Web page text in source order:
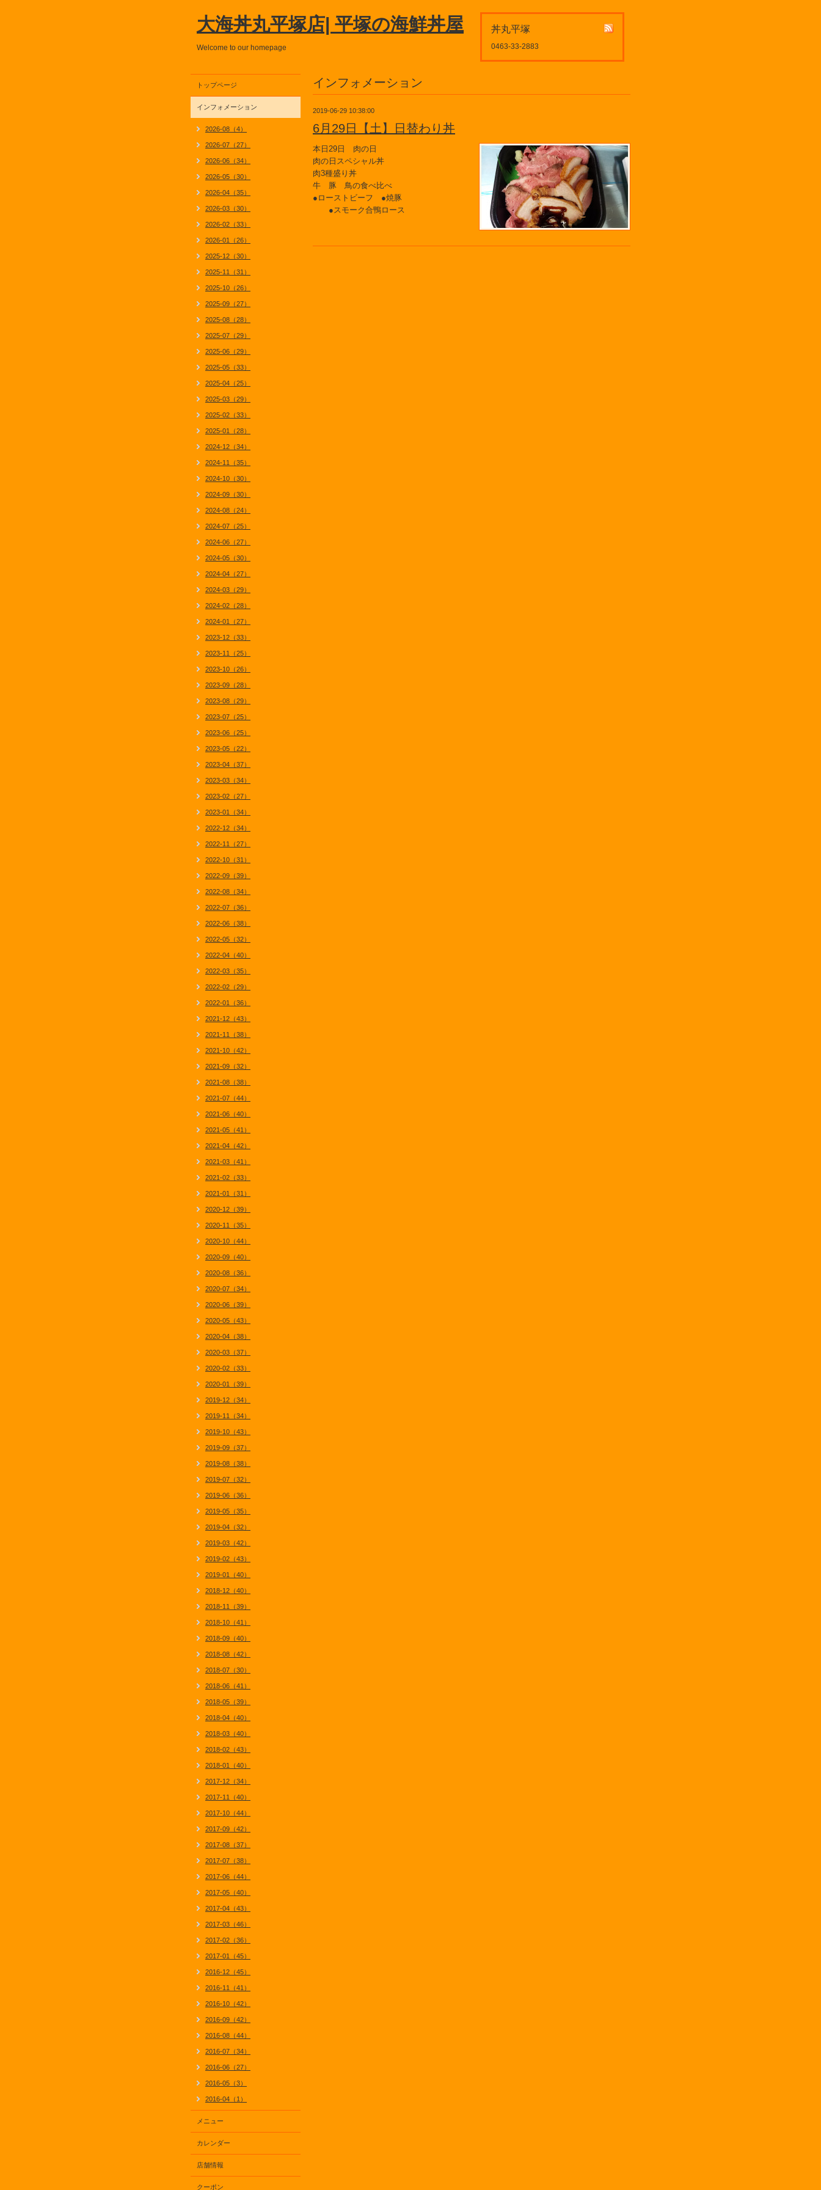
丼丸平塚
0463-33-2883
大海丼丸平塚店| 平塚の海鮮丼屋
Welcome to our homepage
インフォメーション
2019-06-29 10:38:00
6月29日【土】日替わり丼
本日29日 肉の日
肉の日スペシャル丼
肉3種盛り丼
牛 豚 鳥の食べ比べ
●ローストビーフ ●焼豚
●スモーク合鴨ロース
トップページ
インフォメーション
2026-08（4）
2026-07（27）
2026-06（34）
2026-05（30）
2026-04（35）
2026-03（30）
2026-02（33）
2026-01（26）
2025-12（30）
2025-11（31）
2025-10（26）
2025-09（27）
2025-08（28）
2025-07（29）
2025-06（29）
2025-05（33）
2025-04（25）
2025-03（29）
2025-02（33）
2025-01（28）
2024-12（34）
2024-11（35）
2024-10（30）
2024-09（30）
2024-08（24）
2024-07（25）
2024-06（27）
2024-05（30）
2024-04（27）
2024-03（29）
2024-02（28）
2024-01（27）
2023-12（33）
2023-11（25）
2023-10（26）
2023-09（28）
2023-08（29）
2023-07（25）
2023-06（25）
2023-05（22）
2023-04（37）
2023-03（34）
2023-02（27）
2023-01（34）
2022-12（34）
2022-11（27）
2022-10（31）
2022-09（39）
2022-08（34）
2022-07（36）
2022-06（38）
2022-05（32）
2022-04（40）
2022-03（35）
2022-02（29）
2022-01（36）
2021-12（43）
2021-11（38）
2021-10（42）
2021-09（32）
2021-08（38）
2021-07（44）
2021-06（40）
2021-05（41）
2021-04（42）
2021-03（41）
2021-02（33）
2021-01（31）
2020-12（39）
2020-11（35）
2020-10（44）
2020-09（40）
2020-08（36）
2020-07（34）
2020-06（39）
2020-05（43）
2020-04（38）
2020-03（37）
2020-02（33）
2020-01（39）
2019-12（34）
2019-11（34）
2019-10（43）
2019-09（37）
2019-08（38）
2019-07（32）
2019-06（36）
2019-05（35）
2019-04（32）
2019-03（42）
2019-02（43）
2019-01（40）
2018-12（40）
2018-11（39）
2018-10（41）
2018-09（40）
2018-08（42）
2018-07（30）
2018-06（41）
2018-05（39）
2018-04（40）
2018-03（40）
2018-02（43）
2018-01（40）
2017-12（34）
2017-11（40）
2017-10（44）
2017-09（42）
2017-08（37）
2017-07（38）
2017-06（44）
2017-05（40）
2017-04（43）
2017-03（46）
2017-02（36）
2017-01（45）
2016-12（45）
2016-11（41）
2016-10（42）
2016-09（42）
2016-08（44）
2016-07（34）
2016-06（27）
2016-05（3）
2016-04（1）
メニュー
カレンダー
店舗情報
クーポン